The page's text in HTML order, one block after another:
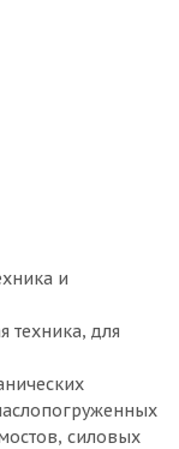
и
техника, для
силовых